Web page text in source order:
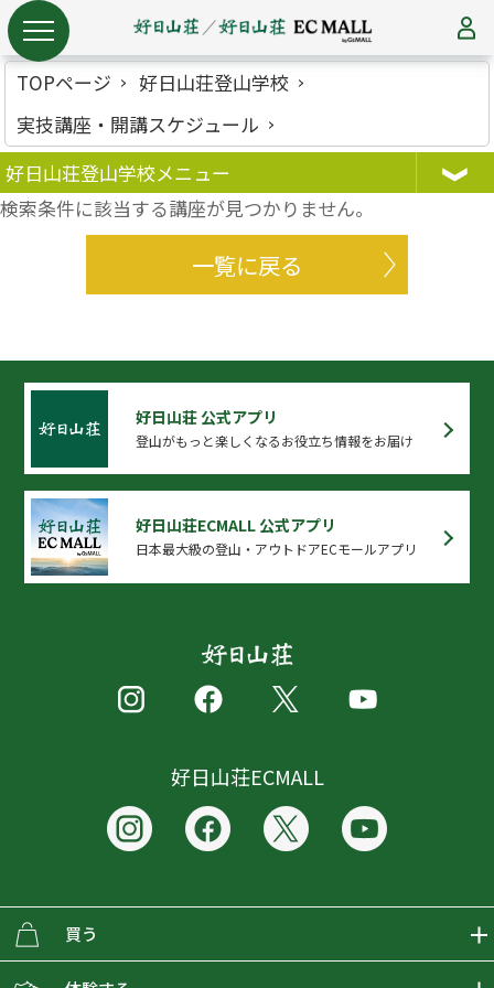
TOPページ
好日山荘登山学校
実技講座・開講スケジュール
好日山荘登山学校メニュー
検索条件に該当する講座が見つかりません。
一覧に戻る
好日山荘 公式アプリ
登山がもっと楽しくなるお役立ち情報をお届け
好日山荘ECMALL 公式アプリ
日本最大級の登山・アウトドアECモールアプリ
好日山荘ECMALL
買う